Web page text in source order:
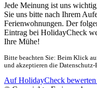
Jede Meinung ist uns
Sie uns bitte nach Ihrem
Ferienwohnungen. Der
Eintrag bei HolidayCheck
Ihre Mühe!
Bitte beachten Sie: Beim Klick
und akzeptieren die
Auf HolidayCheck